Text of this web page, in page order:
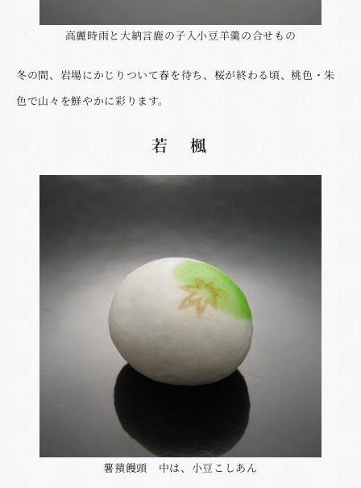
高麗時雨と大納言鹿の子入小豆羊羹の合せもの
冬の間、岩場にかじりついて春を待ち、桜が終わる頃、桃色・朱
色で山々を鮮やかに彩ります。
若 楓
薯蕷饅頭 中は、小豆こしあん